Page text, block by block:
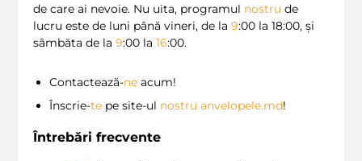
de care ai nevoie. Nu uita, programul nostru de
lucru este de luni până vineri, de la 9:00 la 18:00, și
sâmbăta de la 9:00 la 16:00.
Contactează-ne acum!
Înscrie-te pe site-ul nostru anvelopele.md!
Întrebări frecvente